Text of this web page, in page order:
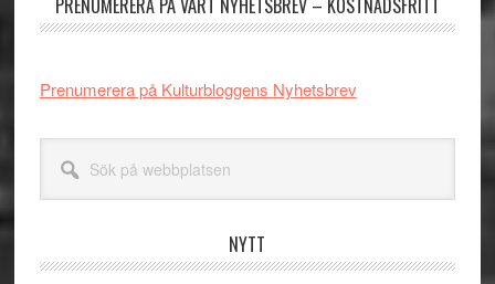
PRENUMERERA PÅ VÅRT NYHETSBREV – KOSTNADSFRITT
Prenumerera på Kulturbloggens Nyhetsbrev
webbplatsen
NYTT